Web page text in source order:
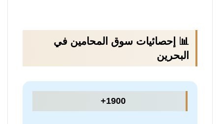
📊 إحصائيات سوق المحامين في
البحرين
1900+